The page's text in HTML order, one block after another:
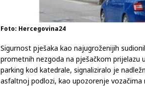
Foto: Hercegovina24
Sigurnost pješaka kao najugroženijih
prometnih nezgoda na pješačkom prijelazu
parking kod katedrale, signaliziralo je
asfaltnoj podlozi, kao upozorenje